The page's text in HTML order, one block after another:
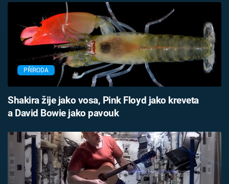
Sledujte nás
PŘÍRODA
Shakira žije jako vosa, Pink Floyd jako kreveta
a David Bowie jako pavouk